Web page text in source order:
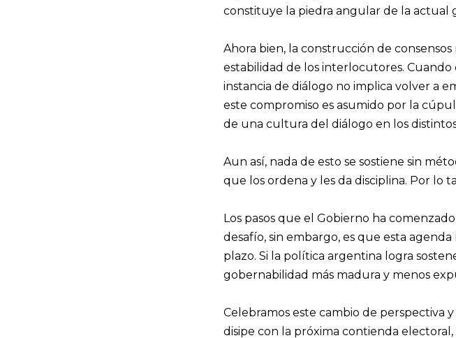
constituye la piedra angular de la actual
Ahora bien, la construcción de
estabilidad de los interlocutores.
instancia de diálogo no implica volver a
este compromiso es asumido por la
de una cultura del diálogo en los
Aun así, nada de esto se sostiene sin
que los ordena y les da disciplina. Por lo
Los pasos que el Gobierno ha
desafío, sin embargo, es que esta
plazo. Si la política argentina logra
gobernabilidad más madura y menos
Celebramos este cambio de perspectiva
disipe con la próxima contienda